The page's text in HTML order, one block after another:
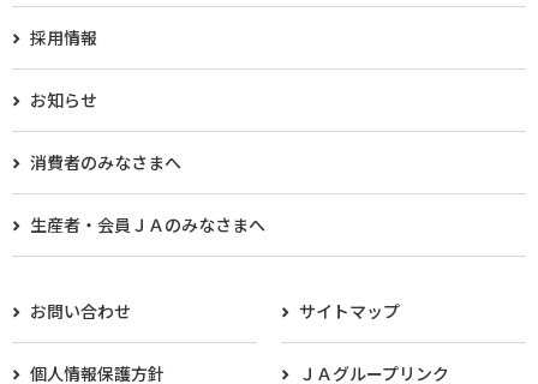
採用情報
お知らせ
消費者のみなさまへ
生産者・会員ＪＡのみなさまへ​
お問い合わせ サイトマップ
個人情報保護方針 ＪＡグループリンク